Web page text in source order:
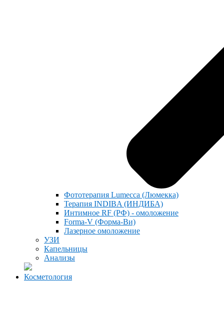
Фототерапия Lumecca (Люмекка)
Терапия INDIBA (ИНДИБА)
Интимное RF (РФ) - омоложение
Forma-V (Форма-Ви)
Лазерное омоложение
УЗИ
Капельницы
Анализы
Косметология